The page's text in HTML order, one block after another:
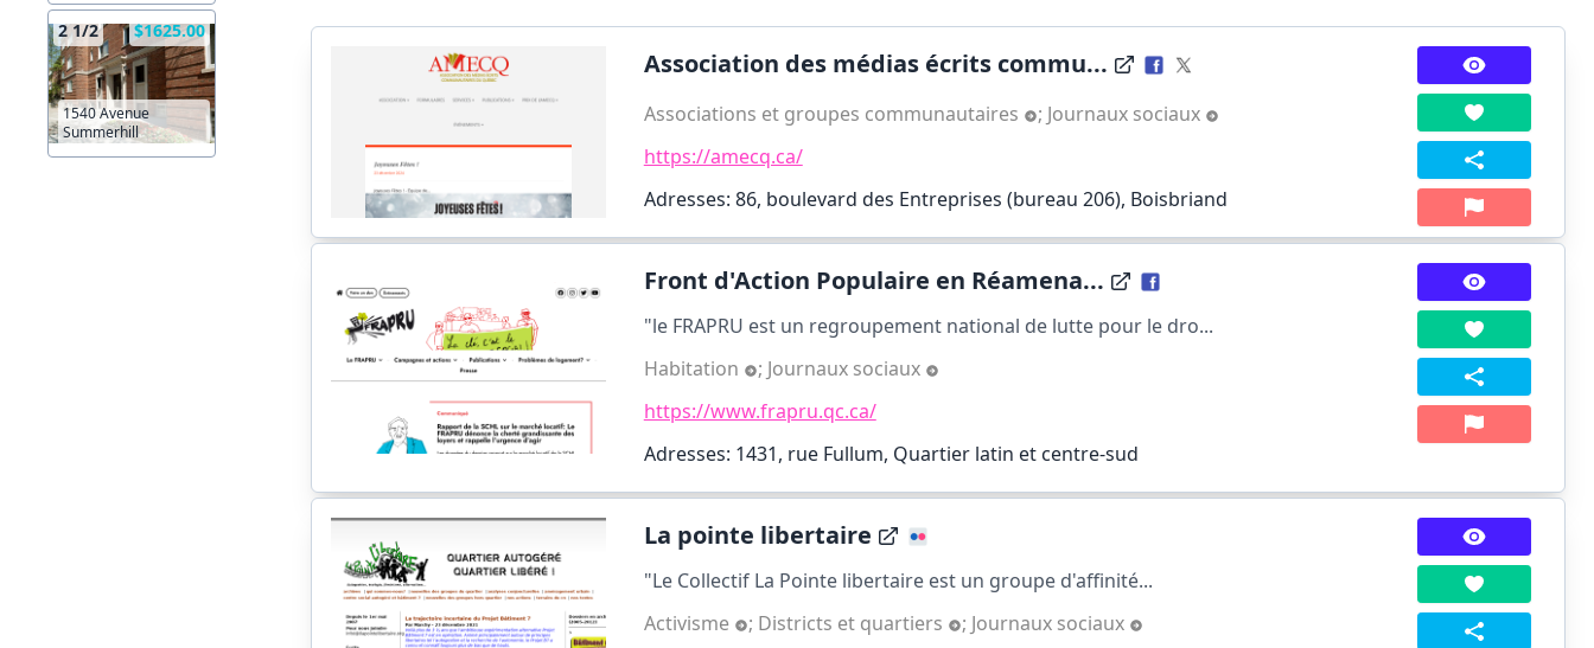
2 1/2 $1625.00
1540 Avenue
Summerhill
Association des médias écrits commu...
Associations et groupes communautaires ; Journaux sociaux
https://amecq.ca/
Adresses: 86, boulevard des Entreprises (bureau 206), Boisbriand
Front d'Action Populaire en Réamena...
"le FRAPRU est un regroupement national de lutte pour le dro...
Habitation
; Journaux sociaux
https://www.frapru.qc.ca/
Adresses: 1431, rue Fullum, Quartier latin et centre-sud
La pointe libertaire
"Le Collectif La Pointe libertaire est un groupe d'affinité...
Activisme
; Districts et quartiers ; Journaux sociaux